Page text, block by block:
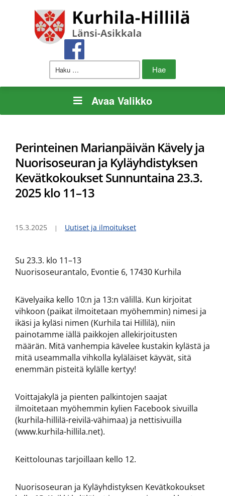
Haku:
Avaa Valikko
Perinteinen Marianpäivän Kävely ja
Nuorisoseuran ja Kyläyhdistyksen
Kevätkokoukset Sunnuntaina 23.3.
2025 klo 11–13
15.3.2025 Uutiset ja ilmoitukset
Su 23.3. klo 11–13
Nuorisoseurantalo, Evontie 6, 17430 Kurhila
Kävelyaika kello 10:n ja 13:n välillä. Kun kirjoitat
vihkoon (paikat ilmoitetaan myöhemmin) nimesi ja
ikäsi ja kyläsi nimen (Kurhila tai Hillilä), niin
painotamme iällä paikkojen allekirjoitusten
määrän. Mitä vanhempia kävelee kustakin kylästä ja
mitä useammalla vihkolla kyläläiset käyvät, sitä
enemmän pisteitä kylälle kertyy!
Voittajakylä ja pienten palkintojen saajat
ilmoitetaan myöhemmin kylien Facebook sivuilla
(kurhila-hillilä-reivilä-vähimaa) ja nettisivuilla
(www.kurhila-hillila.net).
Keittolounas tarjoillaan kello 12.
Nuorisoseuran ja Kyläyhdistyksen Kevätkokoukset